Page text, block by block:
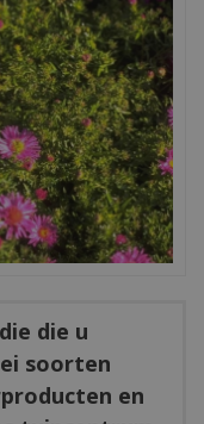
die u
soorten
en